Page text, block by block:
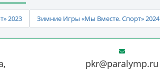
2023 Зимние Игры «Мы Вместе. Спорт» 2024
pkr@paralymp.ru